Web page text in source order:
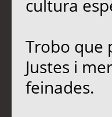
cultura
Trobo que
Justes i
feinades.